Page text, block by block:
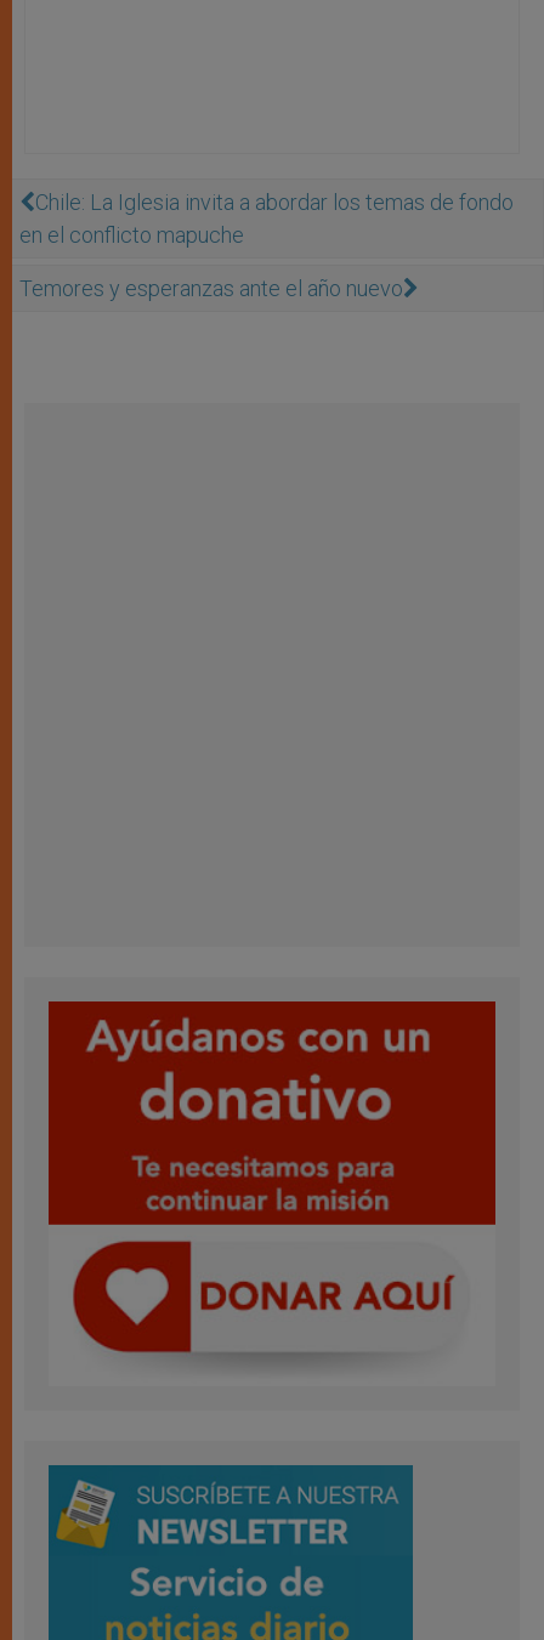
Chile: La Iglesia invita a abordar los temas de fondo
en el conflicto mapuche
Temores y esperanzas ante el año nuevo